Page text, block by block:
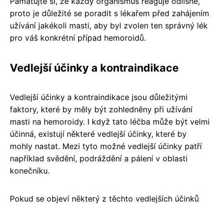
proto je důležité se poradit s lékařem před zahájením
užívání jakékoli masti, aby byl zvolen ten správný lék
pro váš konkrétní případ hemoroidů.
Vedlejší účinky a kontraindikace
Vedlejší účinky a kontraindikace jsou důležitými
faktory, které by měly být zohledněny při užívání
masti na hemoroidy. I když tato léčba může být velmi
účinná, existují některé vedlejší účinky, které by
mohly nastat. Mezi tyto možné vedlejší účinky patří
například svědění, podráždění a pálení v oblasti
konečníku.
Pokud se objeví některý z těchto vedlejších účinků